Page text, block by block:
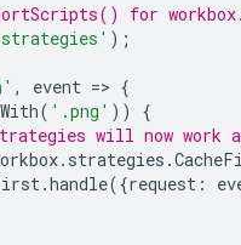
for
strategies' );
, event => {
( '.png' ))
{
will now work
. strategies .
.handle({request :